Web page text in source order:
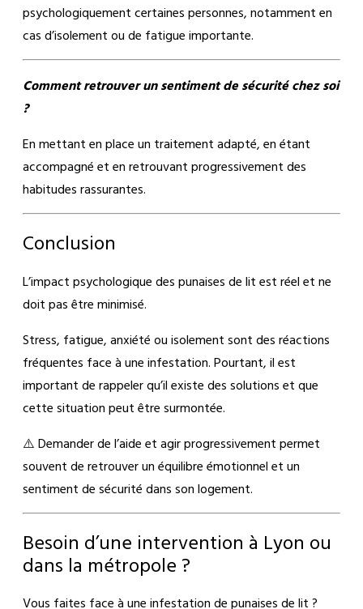
psychologiquement certaines personnes, notamment en
cas d’isolement ou de fatigue importante.
Comment retrouver un sentiment de sécurité chez soi
?
En mettant en place un traitement adapté, en étant
accompagné et en retrouvant progressivement des
habitudes rassurantes.
Conclusion
L’impact psychologique des punaises de lit est réel et ne
doit pas être minimisé.
Stress, fatigue, anxiété ou isolement sont des réactions
fréquentes face à une infestation. Pourtant, il est
important de rappeler qu’il existe des solutions et que
cette situation peut être surmontée.
⚠️ Demander de l’aide et agir progressivement permet
souvent de retrouver un équilibre émotionnel et un
sentiment de sécurité dans son logement.
Besoin d’une intervention à Lyon ou
dans la métropole ?
Vous faites face à une infestation de punaises de lit ?